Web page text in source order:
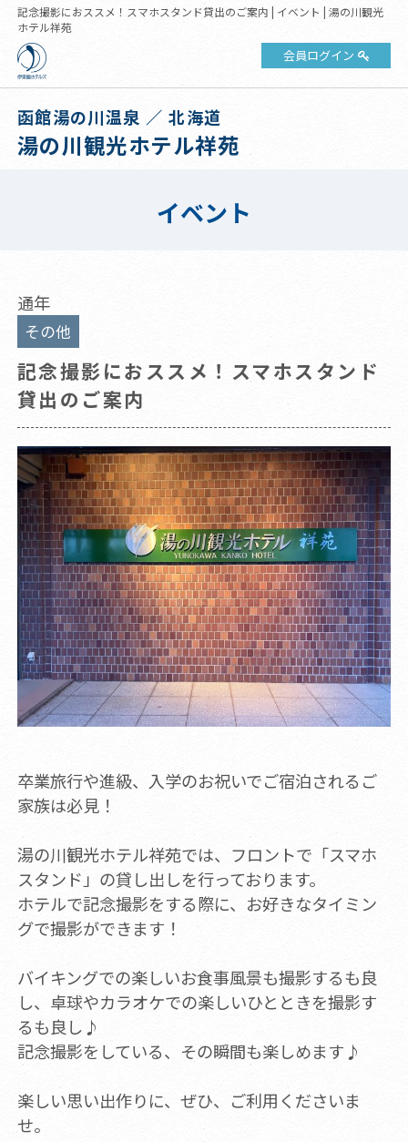
記念撮影におススメ！スマホスタンド貸出のご案内 | イベント | 湯の川観光
ホテル祥苑
会員ログイン
函館湯の川温泉 ／ 北海道
湯の川観光ホテル祥苑
イベント
通年
その他
記念撮影におススメ！スマホスタンド
貸出のご案内
卒業旅行や進級、入学のお祝いでご宿泊されるご
家族は必見！
湯の川観光ホテル祥苑では、フロントで「スマホ
スタンド」の貸し出しを行っております。
ホテルで記念撮影をする際に、お好きなタイミン
グで撮影ができます！
バイキングでの楽しいお食事風景も撮影するも良
し、卓球やカラオケでの楽しいひとときを撮影す
るも良し♪
記念撮影をしている、その瞬間も楽しめます♪
楽しい思い出作りに、ぜひ、ご利用くださいま
せ。